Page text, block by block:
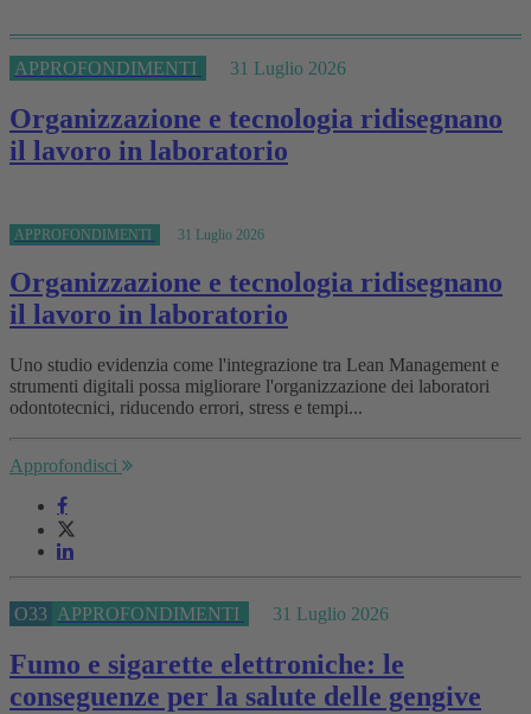
APPROFONDIMENTI 31 Luglio 2026
Organizzazione e tecnologia ridisegnano
il lavoro in laboratorio
APPROFONDIMENTI 31 Luglio 2026
Organizzazione e tecnologia ridisegnano
il lavoro in laboratorio
Uno studio evidenzia come l'integrazione tra Lean Management e
strumenti digitali possa migliorare l'organizzazione dei laboratori
odontotecnici, riducendo errori, stress e tempi...
Approfondisci
O33 APPROFONDIMENTI 31 Luglio 2026
Fumo e sigarette elettroniche: le
conseguenze per la salute delle gengive